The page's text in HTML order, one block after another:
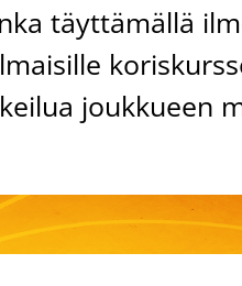
täyttämällä
joukkueen